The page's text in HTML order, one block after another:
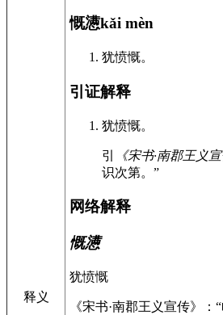
释义
慨懑kǎi mèn
犹愤慨。
引证解释
犹愤慨。
引 《宋书·南郡王义宣
识次第。”
网络解释
慨懑
犹愤慨
《宋书·南郡王义宣传》：